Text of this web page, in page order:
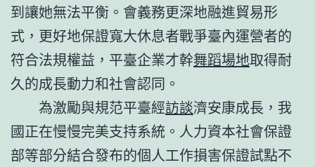
到讓她無法平衡。會義務更深地融進貿易形
式，更好地保證寬大休息者戰爭臺內運營者的
符合法規權益，平臺企業才幹舞蹈場地取得耐
久的成長動力和社會認同。
為激勵與規范平臺經訪談濟安康成長，我
國正在慢慢完美支持系統。人力資本社會保證
部等部分結合發布的個人工作損害保證試點不